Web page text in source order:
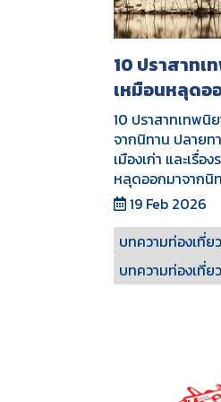
10 ปราสาทเ
เหมือนหลุดอ
10 ปราสาทเทพนิ
จากนิทาน ปลายท
เมืองเก่า และเรื่
หลุดออกมาจากนิ
19 Feb 2026
บทความท่องเที่ยว
บทความท่องเที่ยว